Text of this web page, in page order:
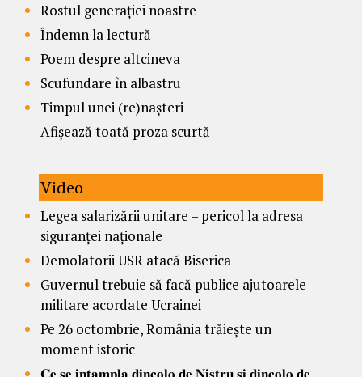
Rostul generației noastre
Îndemn la lectură
Poem despre altcineva
Scufundare în albastru
Timpul unei (re)nașteri
Afișează toată proza scurtă
Video
Legea salarizării unitare – pericol la adresa
siguranței naționale
Demolatorii USR atacă Biserica
Guvernul trebuie să facă publice ajutoarele
militare acordate Ucrainei
Pe 26 octombrie, România trăiește un
moment istoric